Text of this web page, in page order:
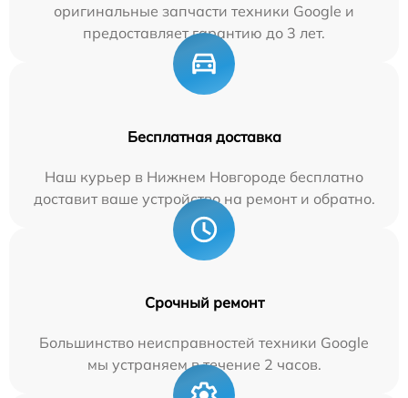
оригинальные запчасти техники Google и
предоставляет гарантию до 3 лет.
Бесплатная доставка
Наш курьер в Нижнем Новгороде бесплатно
доставит ваше устройство на ремонт и обратно.
Срочный ремонт
Большинство неисправностей техники Google
мы устраняем в течение 2 часов.